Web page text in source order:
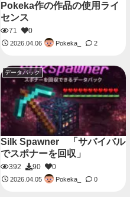
Pokeka作の作品の使用ライ
センス
71 0
2026.04.06 Pokeka_ 2
データパック
Silk Spawner 「サバイバル
でスポナーを回収」
392 90 0
2026.04.05 Pokeka_ 0